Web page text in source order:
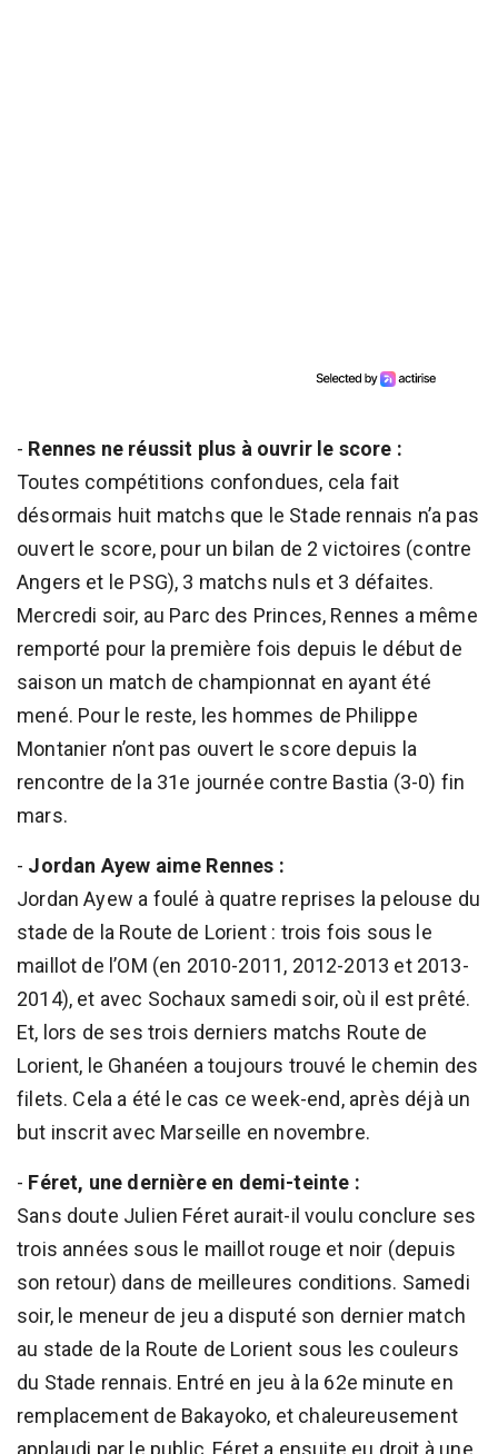
- Rennes ne réussit plus à ouvrir le score :
Toutes compétitions confondues, cela fait
désormais huit matchs que le Stade rennais n’a pas
ouvert le score, pour un bilan de 2 victoires (contre
Angers et le PSG), 3 matchs nuls et 3 défaites.
Mercredi soir, au Parc des Princes, Rennes a même
remporté pour la première fois depuis le début de
saison un match de championnat en ayant été
mené. Pour le reste, les hommes de Philippe
Montanier n’ont pas ouvert le score depuis la
rencontre de la 31e journée contre Bastia (3-0) fin
mars.
- Jordan Ayew aime Rennes :
Jordan Ayew a foulé à quatre reprises la pelouse du
stade de la Route de Lorient : trois fois sous le
maillot de l’OM (en 2010-2011, 2012-2013 et 2013-
2014), et avec Sochaux samedi soir, où il est prêté.
Et, lors de ses trois derniers matchs Route de
Lorient, le Ghanéen a toujours trouvé le chemin des
filets. Cela a été le cas ce week-end, après déjà un
but inscrit avec Marseille en novembre.
- Féret, une dernière en demi-teinte :
Sans doute Julien Féret aurait-il voulu conclure ses
trois années sous le maillot rouge et noir (depuis
son retour) dans de meilleures conditions. Samedi
soir, le meneur de jeu a disputé son dernier match
au stade de la Route de Lorient sous les couleurs
du Stade rennais. Entré en jeu à la 62e minute en
remplacement de Bakayoko, et chaleureusement
applaudi par le public, Féret a ensuite eu droit à une